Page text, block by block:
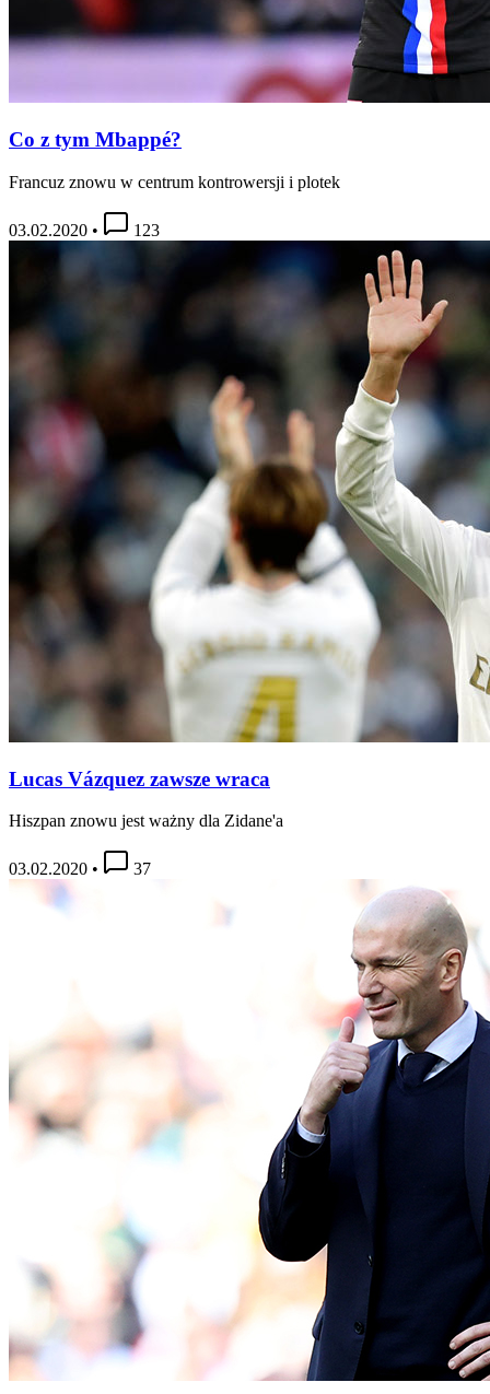
Co z tym Mbappé?
Francuz znowu w centrum kontrowersji i plotek
03.02.2020 • 123
Lucas Vázquez zawsze wraca
Hiszpan znowu jest ważny dla Zidane'a
03.02.2020 • 37